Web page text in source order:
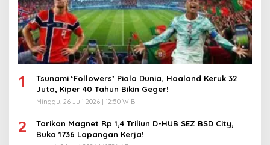
1
Tsunami ‘Followers’ Piala Dunia, Haaland Keruk 32
Juta, Kiper 40 Tahun Bikin Geger!
Minggu, 26 Juli 2026 | 12:50 WIB
2
Tarikan Magnet Rp 1,4 Triliun D-HUB SEZ BSD City,
Buka 1736 Lapangan Kerja!